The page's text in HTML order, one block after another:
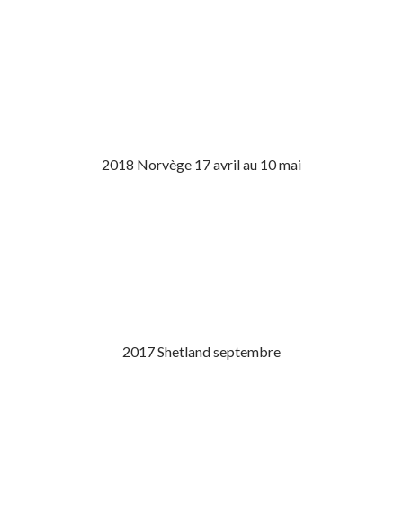
2018 Norvège 17 avril au 10 mai
2017 Shetland septembre